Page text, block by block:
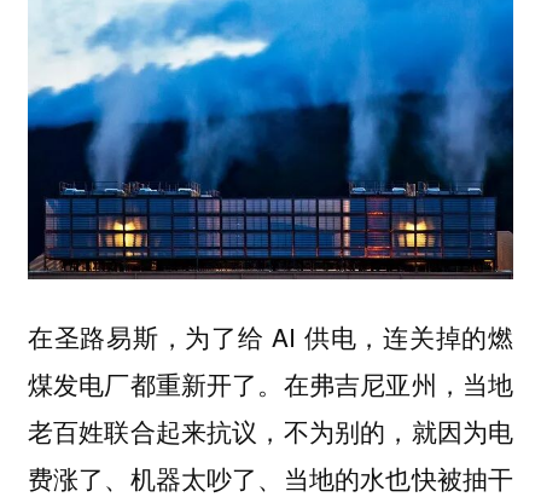
在圣路易斯，为了给 AI 供电，连关掉的燃
煤发电厂都重新开了。在弗吉尼亚州，当地
老百姓联合起来抗议，不为别的，就因为电
费涨了、机器太吵了、当地的水也快被抽干